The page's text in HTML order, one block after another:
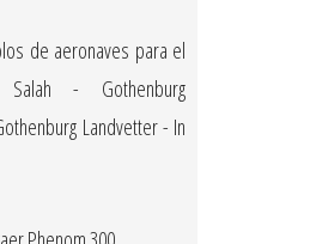
de aeronaves para el
- Gothenburg
Landvetter - In